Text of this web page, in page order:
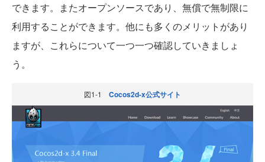
できます。またオープンソースであり、無償で無制限に
利用することができます。他にも多くのメリットがあり
ますが、これらについて一つ一つ確認していきましょ
う。
図1-1 Cocos2d-x公式サイト